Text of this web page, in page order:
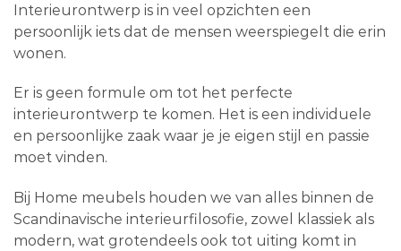
Interieurontwerp is in veel opzichten een
persoonlijk iets dat de mensen weerspiegelt die erin
wonen.
Er is geen formule om tot het perfecte
interieurontwerp te komen. Het is een individuele
en persoonlijke zaak waar je je eigen stijl en passie
moet vinden.
Bij Home meubels houden we van alles binnen de
Scandinavische interieurfilosofie, zowel klassiek als
modern, wat grotendeels ook tot uiting komt in